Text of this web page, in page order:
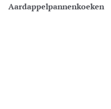
Aardappelpannenkoeken